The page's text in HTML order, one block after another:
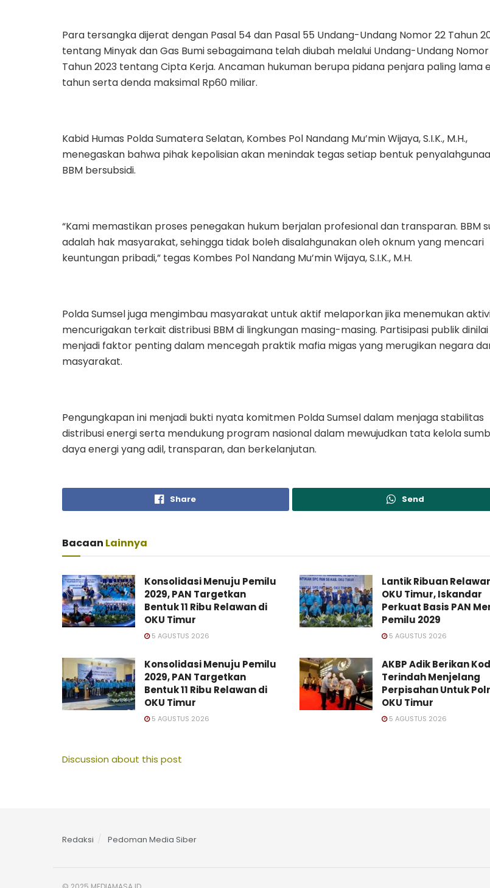
Para tersangka dijerat dengan Pasal 54 dan Pasal 55 Undang-Undang Nomor 22 Tahun
tentang Minyak dan Gas Bumi sebagaimana telah diubah melalui Undang-Undang
Tahun 2023 tentang Cipta Kerja. Ancaman hukuman berupa pidana penjara paling lama
tahun serta denda maksimal Rp60 miliar.
Kabid Humas Polda Sumatera Selatan, Kombes Pol Nandang Mu’min Wijaya, S.I.K., M.H.,
menegaskan bahwa pihak kepolisian akan menindak tegas setiap bentuk
BBM bersubsidi.
“Kami memastikan proses penegakan hukum berjalan profesional dan transparan. BBM
adalah hak masyarakat, sehingga tidak boleh disalahgunakan oleh oknum yang mencari
keuntungan pribadi,” tegas Kombes Pol Nandang Mu’min Wijaya, S.I.K., M.H.
Polda Sumsel juga mengimbau masyarakat untuk aktif melaporkan jika menemukan
mencurigakan terkait distribusi BBM di lingkungan masing-masing. Partisipasi publik dinilai
menjadi faktor penting dalam mencegah praktik mafia migas yang merugikan negara
masyarakat.
Pengungkapan ini menjadi bukti nyata komitmen Polda Sumsel dalam menjaga stabilitas
distribusi energi serta mendukung program nasional dalam mewujudkan tata kelola
daya energi yang adil, transparan, dan berkelanjutan.
Share Send
Bacaan Lainnya
Konsolidasi Menuju Pemilu
2029, PAN Targetkan
Bentuk 11 Ribu Relawan di
OKU Timur
5 AGUSTUS 2026
Lantik Ribuan
OKU Timur, Iskandar
Perkuat Basis PAN
Pemilu 2029
5 AGUSTUS 2026
Konsolidasi Menuju Pemilu
2029, PAN Targetkan
Bentuk 11 Ribu Relawan di
OKU Timur
5 AGUSTUS 2026
AKBP Adik Berikan
Terindah Menjelang
Perpisahan Untuk
OKU Timur
5 AGUSTUS 2026
Discussion about this post
Redaksi Pedoman Media Siber